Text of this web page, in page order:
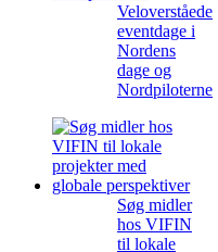
Veloverståede
eventdage i
Nordens
dage og
Nordpiloterne
Søg midler
hos VIFIN
til lokale